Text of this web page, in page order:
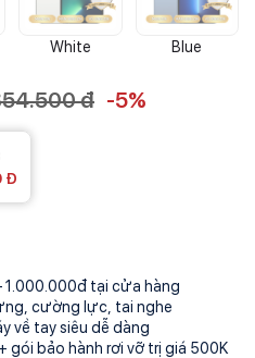
White Blue
đ -5%
Đ
1.000.000đ tại cửa hàng
cường lực, tai nghe
về tay siêu dễ dàng
gói bảo hành rơi vỡ trị giá 500K